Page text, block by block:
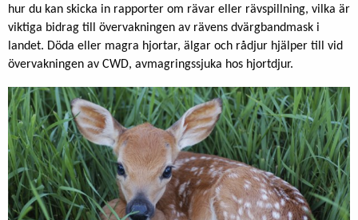
hur du kan skicka in rapporter om rävar eller rävspillning, vilka är
viktiga bidrag till övervakningen av rävens dvärgbandmask i
landet. Döda eller magra hjortar, älgar och rådjur hjälper till vid
övervakningen av CWD, avmagringssjuka hos hjortdjur.